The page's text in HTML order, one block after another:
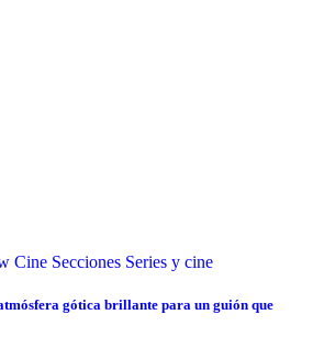
Cine Secciones Series y cine
gótica brillante para un guión que